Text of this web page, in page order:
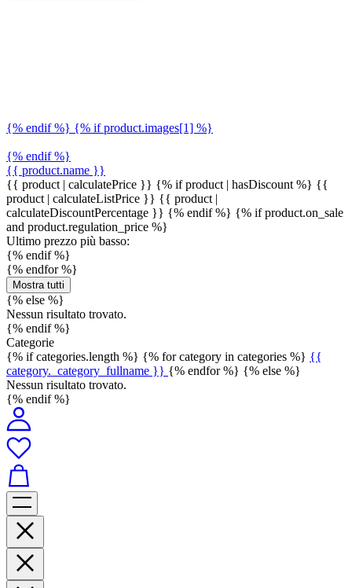
{% endif %} {% if product.images[1] %}
{% endif %}
{{ product.name }}
{{ product | calculatePrice }} {% if product | hasDiscount %} {{
product | calculateListPrice }} {{ product |
calculateDiscountPercentage }} {% endif %} {% if product.on_sale
and product.regulation_price %}
Ultimo prezzo più basso:
{% endif %}
{% endfor %}
Mostra tutti
{% else %}
Nessun risultato trovato.
{% endif %}
Categorie
{% if categories.length %} {% for category in categories %} {{
category._category_fullname }} {% endfor %} {% else %}
Nessun risultato trovato.
{% endif %}